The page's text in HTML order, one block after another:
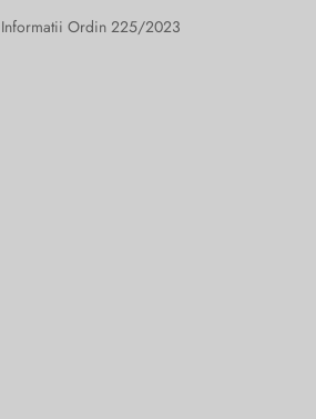
Informatii Ordin 225/2023